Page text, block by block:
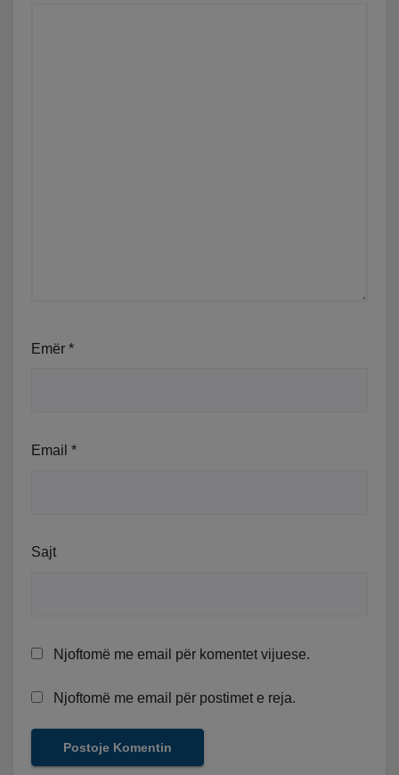
Emër *
Email *
Sajt
Njoftomë me email për komentet vijuese.
Njoftomë me email për postimet e reja.